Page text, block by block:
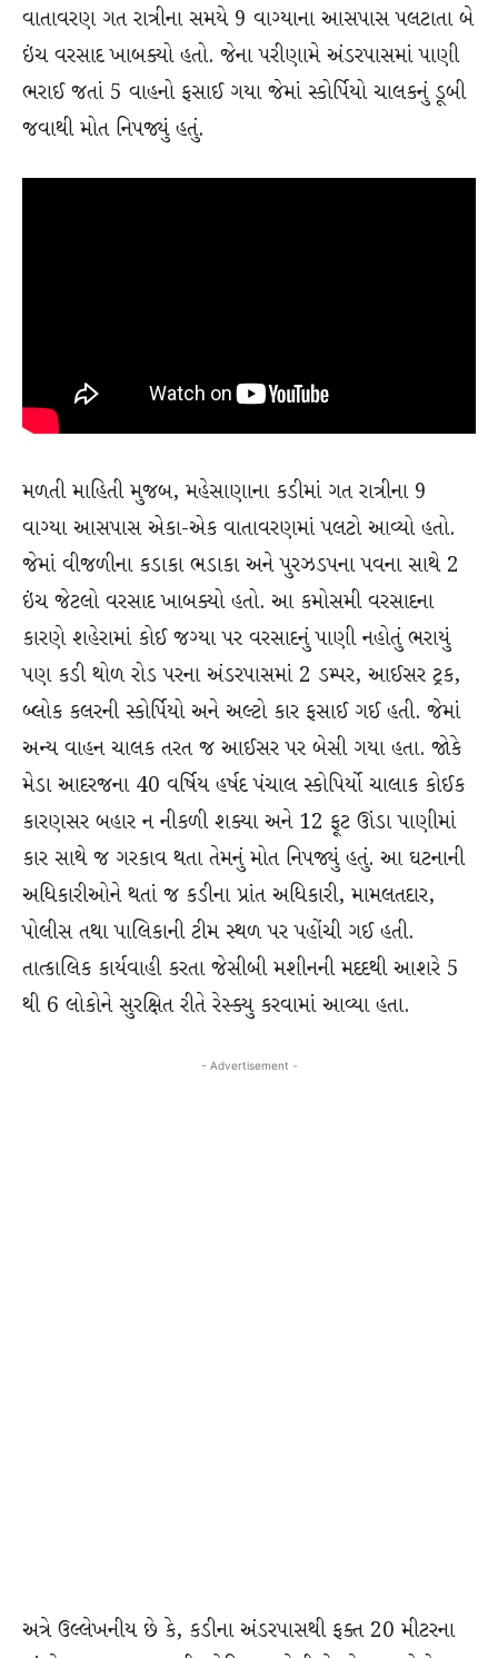
વાતાવરણ ગત રાત્રીના સમયે 9 વાગ્યાના આસપાસ પલટાતા બે
ઇંચ વરસાદ ખાબક્યો હતો. જેના પરીણામે અંડરપાસમાં પાણી
ભરાઈ જતાં 5 વાહનો ફસાઈ ગયા જેમાં સ્કોર્પિયો ચાલકનું ડૂબી
જવાથી મોત નિપજ્યું હતું.
મળતી માહિતી મુજબ, મહેસાણાના કડીમાં ગત રાત્રીના 9
વાગ્યા આસપાસ એકા-એક વાતાવરણમાં પલટો આવ્યો હતો.
જેમાં વીજળીના કડાકા ભડાકા અને પુરઝડપના પવના સાથે 2
ઇંચ જેટલો વરસાદ ખાબક્યો હતો. આ કમોસમી વરસાદના
કારણે શહેરામાં કોઈ જગ્યા પર વરસાદનું પાણી નહોતું ભરાયું
પણ કડી થોળ રોડ પરના અંડરપાસમાં 2 ડમ્પર, આઈસર ટ્રક,
બ્લોક કલરની સ્કોર્પિયો અને અલ્ટો કાર ફસાઈ ગઈ હતી. જેમાં
અન્ય વાહન ચાલક તરત જ આઈસર પર બેસી ગયા હતા. જોકે
મેડા આદરજના 40 વર્ષિય હર્ષદ પંચાલ સ્કોપિર્યો ચાલાક કોઈક
કારણસર બહાર ન નીકળી શક્યા અને 12 ફૂટ ઊંડા પાણીમાં
કાર સાથે જ ગરકાવ થતા તેમનું મોત નિપજ્યું હતું. આ ઘટનાની
અધિકારીઓને થતાં જ કડીના પ્રાંત અધિકારી, મામલતદાર,
પોલીસ તથા પાલિકાની ટીમ સ્થળ પર પહોંચી ગઈ હતી.
તાત્કાલિક કાર્યવાહી કરતા જેસીબી મશીનની મદદથી આશરે 5
થી 6 લોકોને સુરક્ષિત રીતે રેસ્ક્યુ કરવામાં આવ્યા હતા.
- Advertisement -
અત્રે ઉલ્લેખનીય છે કે, કડીના અંડરપાસથી ફક્ત 20 મીટરના